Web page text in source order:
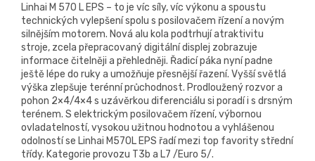
Linhai M 570 L EPS – to je víc síly, víc výkonu a spoustu
technických vylepšení spolu s posilovačem řízení a novým
silnějším motorem. Nová alu kola podtrhují atraktivitu
stroje, zcela přepracovaný digitální displej zobrazuje
informace čitelněji a přehledněji. Řadicí páka nyní padne
ještě lépe do ruky a umožňuje přesnější řazení. Vyšší světlá
výška zlepšuje terénní průchodnost. Prodloužený rozvor a
pohon 2×4/4×4 s uzávěrkou diferenciálu si poradí i s drsným
terénem. S elektrickým posilovačem řízení, výbornou
ovladatelností, vysokou užitnou hodnotou a vyhlášenou
odolností se Linhai M570L EPS řadí mezi top favority střední
třídy. Kategorie provozu T3b a L7 /Euro 5/.